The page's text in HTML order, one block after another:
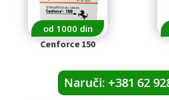
od 1000 din
Cenforce 150
Naruči: +381 62